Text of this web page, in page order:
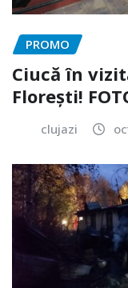
PROMO
Ciucă în
Florești!
clujazi